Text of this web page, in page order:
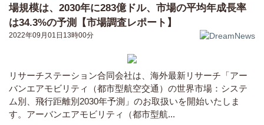
場規模は、2030年に283億ドル、市場の平均年成長率
は34.3%の予測【市場調査レポート】
2022年09月01日13時00分
リサーチステーション合同会社は、海外最新リサーチ「アー
バンエアモビリティ（都市型航空交通）の世界市場：システ
ム別、飛行距離別2030年予測」のお取扱いを開始いたしま
す。アーバンエアモビリティ（都市型航...